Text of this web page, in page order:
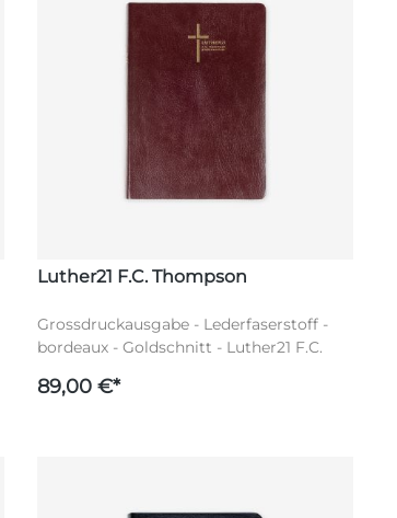
Luther21 F.C. Thompson
Grossdruckausgabe - Lederfaserstoff -
bordeaux - Goldschnitt - Luther21 F.C.
89,00 €*